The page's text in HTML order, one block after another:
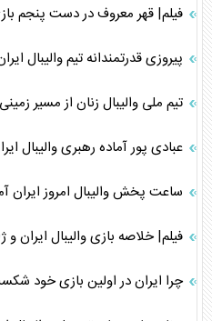
فیلم| قهر معروف در دست پنجم
پیروزی قدرتمندانه تیم والیبال
تیم ملی والیبال زنان از مسیر
عبادی پور آماده رهبری والیبال
ساعت پخش والیبال امروز ایران
فیلم| خلاصه بازی والیبال ایران و
چرا ایران در اولین بازی خود